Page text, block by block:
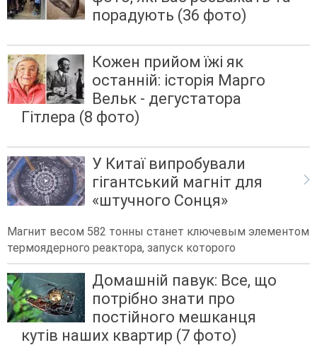
порадують (36 фото)
Кожен прийом їжі як
останній: історія Марго
Вельк - дегустатора
Гітлера (8 фото)
У Китаї випробували
гігантський магніт для
«штучного Сонця»
Магнит весом 582 тонны станет ключевым элементом
термоядерного реактора, запуск которого
Домашній павук: Все, що
потрібно знати про
постійного мешканця
кутів наших квартир (7 фото)